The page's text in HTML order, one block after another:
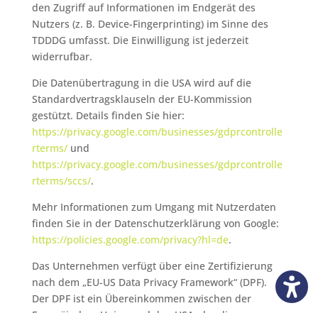
den Zugriff auf Informationen im Endgerät des
Nutzers (z. B. Device-Fingerprinting) im Sinne des
TDDDG umfasst. Die Einwilligung ist jederzeit
widerrufbar.
Die Datenübertragung in die USA wird auf die
Standardvertragsklauseln der EU-Kommission
gestützt. Details finden Sie hier:
https://privacy.google.com/businesses/gdprcontrolle
rterms/und
https://privacy.google.com/businesses/gdprcontrolle
rterms/sccs/.
Mehr Informationen zum Umgang mit Nutzerdaten
finden Sie in der Datenschutzerklärung von Google:
https://policies.google.com/privacy?hl=de.
Das Unternehmen verfügt über eine Zertifizierung
nach dem „EU-US Data Privacy Framework“ (DPF).
Der DPF ist ein Übereinkommen zwischen der